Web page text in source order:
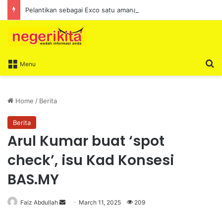
Menu
Home / Berita
Berita
Arul Kumar buat ‘spot
check’, isu Kad Konsesi
BAS.MY
Faiz Abdullah March 11, 2025 209